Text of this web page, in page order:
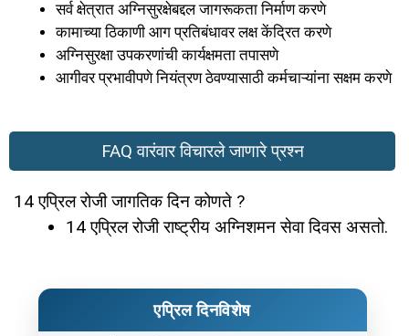
सर्व क्षेत्रात अग्निसुरक्षेबद्दल जागरूकता निर्माण करणे
कामाच्या ठिकाणी आग प्रतिबंधावर लक्ष केंद्रित करणे
अग्निसुरक्षा उपकरणांची कार्यक्षमता तपासणे
आगीवर प्रभावीपणे नियंत्रण ठेवण्यासाठी कर्मचाऱ्यांना सक्षम करणे
FAQ वारंवार विचारले जाणारे प्रश्न
14 एप्रिल रोजी जागतिक दिन कोणते ?
14 एप्रिल रोजी राष्ट्रीय अग्निशमन सेवा दिवस असतो.
एप्रिल दिनविशेष